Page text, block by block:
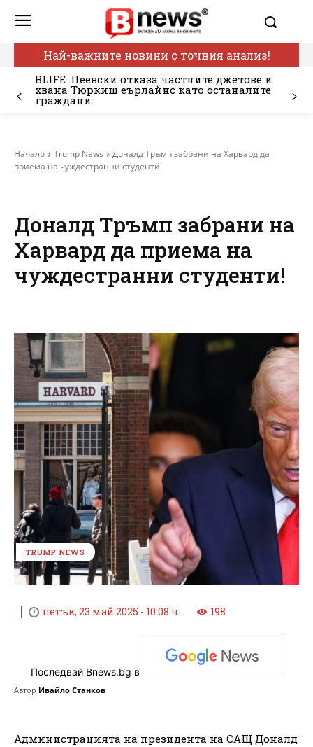
Най-важните новини с точния анализ!
BLIFE: Пеевски отказа частните джетове и
хвана Тюркиш еърлайнс като останалите
граждани
Начало Trump News
Доналд Тръмп забрани на Харвард да
приема на чуждестранни студенти!
Доналд Тръмп забрани на
Харвард да приема на
чуждестранни студенти!
TRUMP NEWS
петък, 23 май 2025 - 10:08 ч. 198
Последвай Bnews.bg в
Автор Ивайло Станков
Администрацията на президента на САЩ Доналд